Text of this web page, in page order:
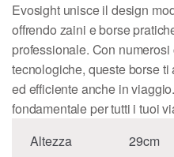
Evosight unisce il design
offrendo zaini e borse
professionale. Con
tecnologiche, queste borse
ed efficiente anche in
fondamentale per tutti i tuoi
Altezza
29cm